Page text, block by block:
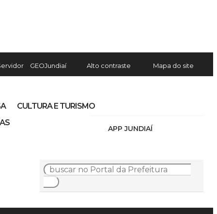
GEOJundiaí Alto contraste Mapa do site
APP JUNDIAÍ
CULTURA E TURISMO